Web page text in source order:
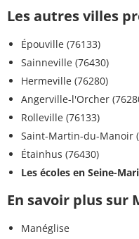
Les autres villes
Épouville (76133)
Sainneville (76430)
Hermeville (76280)
Angerville-l'Orcher
Rolleville (76133)
Saint-Martin-du-Manoir
Étainhus (76430)
Les écoles en Seine-
En savoir plus sur
Manéglise